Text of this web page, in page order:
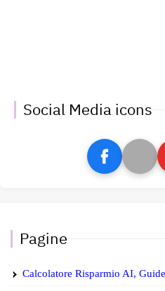
Social Media icons
Pagine
Calcolatore Risparmio AI,